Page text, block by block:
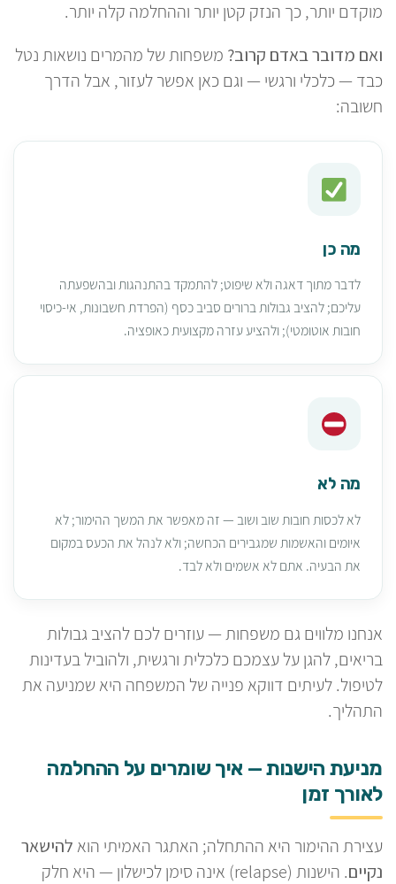
מוקדם יותר, כך הנזק קטן יותר וההחלמה קלה יותר.
ואם מדובר באדם קרוב? משפחות של מהמרים נושאות נטל
כבד — כלכלי ורגשי — וגם כאן אפשר לעזור, אבל הדרך
חשובה:
מה כן
לדבר מתוך דאגה ולא שיפוט; להתמקד בהתנהגות ובהשפעתה
עליכם; להציב גבולות ברורים סביב כסף (הפרדת חשבונות, אי-כיסוי
חובות אוטומטי); ולהציע עזרה מקצועית כאופציה.
מה לא
לא לכסות חובות שוב ושוב — זה מאפשר את המשך ההימור; לא
איומים והאשמות שמגבירים הכחשה; ולא לנהל את הכעס במקום
את הבעיה. אתם לא אשמים ולא לבד.
אנחנו מלווים גם משפחות — עוזרים לכם להציב גבולות
בריאים, להגן על עצמכם כלכלית ורגשית, ולהוביל בעדינות
לטיפול. לעיתים דווקא פנייה של המשפחה היא שמניעה את
התהליך.
מניעת הישנות — איך שומרים על ההחלמה
לאורך זמן
עצירת ההימור היא ההתחלה; האתגר האמיתי הוא להישאר
נקיים
. הישנות (relapse) אינה סימן לכישלון — היא חלק